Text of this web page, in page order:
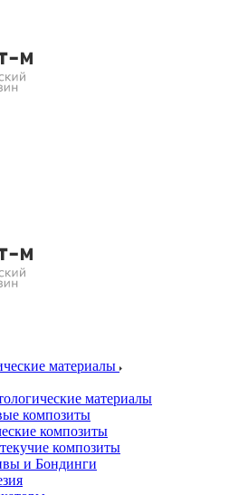
материалы
материалы
композиты
композиты
композиты
и Бондинги